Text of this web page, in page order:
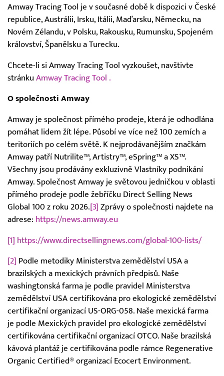
Amway Tracing Tool je v současné době k dispozici v České
republice, Austrálii, Irsku, Itálii, Maďarsku, Německu, na
Novém Zélandu, v Polsku, Rakousku, Rumunsku, Spojeném
království, Španělsku a Turecku.
Chcete-li si Amway Tracing Tool vyzkoušet, navštivte
stránku Amway Tracing Tool .
O společnosti Amway
Amway je společnost přímého prodeje, která je odhodlána
pomáhat lidem žít lépe. Působí ve více než 100 zemích a
teritoriích po celém světě. K nejprodávanějším značkám
Amway patří Nutrilite™, Artistry™, eSpring™ a XS™.
Všechny jsou prodávány exkluzivně Vlastníky podnikání
Amway. Společnost Amway je světovou jedničkou v oblasti
přímého prodeje podle žebříčku Direct Selling News
Global 100 z roku 2026.[3] Zprávy o společnosti najdete na
adrese: https://news.amway.eu
[1] https://www.directsellingnews.com/global-100-lists/
[2] Podle metodiky Ministerstva zemědělství USA a
brazilských a mexických právních předpisů. Naše
washingtonská farma je podle pravidel Ministerstva
zemědělství USA certifikována pro ekologické zemědělství
certifikační organizací US-ORG-058. Naše mexická farma
je podle Mexických pravidel pro ekologické zemědělství
certifikována certifikační organizací OTCO. Naše brazilská
kávová plantáž je certifikována podle rámce Regenerative
Organic Certified® organizací Ecocert Environment.